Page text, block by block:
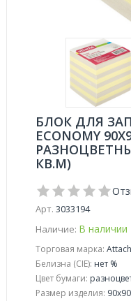
БЛОК ДЛЯ
ECONOMY
КВ.М)
Арт. 3033194
Наличие: В наличии
Торговая марка:
Белизна (CIE): нет %
Цвет бумаги:
Размер изделия: